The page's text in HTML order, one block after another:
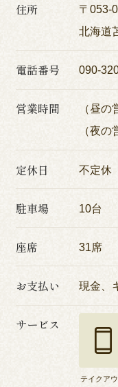
住所
〒053-
北海道
電話番号 090-
営業時間
（昼
（夜
定休日 不定休
駐車場 10台
座席 31席
お支払い 現金、
サービス
テイクア